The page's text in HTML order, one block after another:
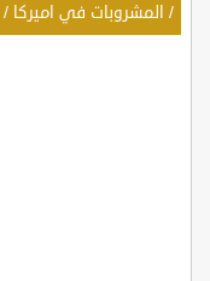
/ المشروبات في اميركا /